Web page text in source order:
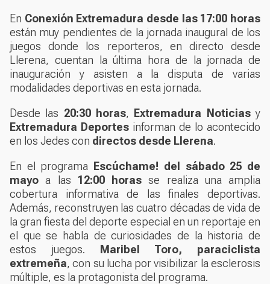
En Conexión Extremadura desde las 17:00 horas
están muy pendientes de la jornada inaugural de los
juegos donde los reporteros, en directo desde
Llerena, cuentan la última hora de la jornada de
inauguración y asisten a la disputa de varias
modalidades deportivas en esta jornada.
Desde las 20:30 horas, Extremadura Noticiasy
Extremadura Deportes informan de lo acontecido
en los Jedes con directos desde Llerena.
En el programa Escúchame! del sábado 25 de
mayo a las 12:00 horas se realiza una amplia
cobertura informativa de las finales deportivas.
Además, reconstruyen las cuatro décadas de vida de
la gran fiesta del deporte especial en un reportaje en
el que se habla de curiosidades de la historia de
estos juegos. Maribel Toro, paraciclista
extremeña, con su lucha por visibilizar la esclerosis
múltiple, es la protagonista del programa.